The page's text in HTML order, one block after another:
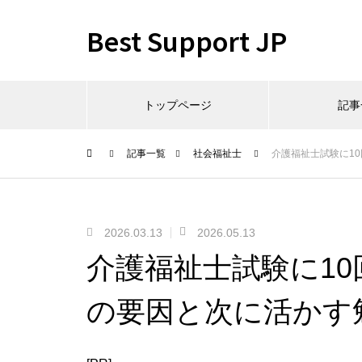
Best Support JP
トップページ 記
記事一覧 社会福祉士 介護福祉士試験に
2026.03.13 2026.05.13
介護福祉士試験に
の要因と次に活かす